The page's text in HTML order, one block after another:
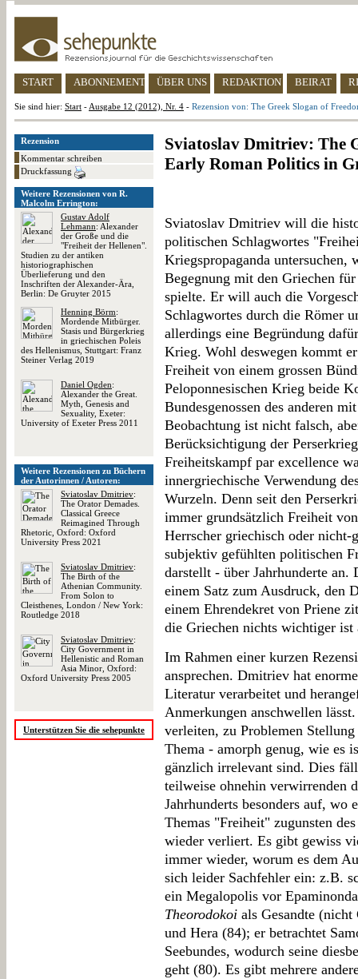
START ABONNEMENT ÜBER UNS REDAKTION BEIRAT
Sie sind hier: Start - Ausgabe 12 (2012), Nr. 4 - Rezension von: The Greek Slogan of
Rezension
Kommentar schreiben
Druckfassung
Weitere Rezensionen von R.
Malcolm Errington:
Gustav Adolf
Lehmann: Alexander
der Große und die
"Freiheit der Hellenen".
Studien zu der antiken
historiographischen
Überlieferung und den
Inschriften der Alexander-Ära,
Berlin: De Gruyter 2015
Henning Börm:
Mordende Mitbürger.
Stasis und Bürgerkrieg
in griechischen Poleis
des Hellenismus, Stuttgart: Franz
Steiner Verlag 2019
Daniel Ogden:
Alexander the Great.
Myth, Genesis and
Sexuality, Exeter:
University of Exeter Press 2011
Weitere Rezensionen zu Büchern
der Autorinnen / Autoren:
Sviatoslav Dmitriev:
The Orator Demades.
Classical Greece
Reimagined Through
Rhetoric, Oxford: Oxford
University Press 2021
Sviatoslav Dmitriev:
The Birth of the
Athenian Community.
From Solon to
Cleisthenes, London / New York:
Routledge 2018
Sviatoslav Dmitriev:
City Government in
Hellenistic and Roman
Asia Minor, Oxford:
Oxford University Press 2005
Unterstützen Sie die sehepunkte
Sviatoslav Dmitriev: The
Early Roman Politics in
Sviatoslav Dmitriev will die
politischen Schlagwortes
Kriegspropaganda untersuchen,
Begegnung mit den Griechen
spielte. Er will auch die
Schlagwortes durch die Römer
allerdings eine Begründung
Krieg. Wohl deswegen kommt
Freiheit von einem grossen
Peloponnesischen Krieg beide
Bundesgenossen des anderen
Beobachtung ist nicht falsch,
Berücksichtigung der
Freiheitskampf par excellence
innergriechische Verwendung
Wurzeln. Denn seit den
immer grundsätzlich Freiheit
Herrscher griechisch oder
subjektiv gefühlten politischen
darstellt - über Jahrhunderte
einem Satz zum Ausdruck, den
einem Ehrendekret von Priene
die Griechen nichts wichtiger
Im Rahmen einer kurzen
ansprechen. Dmitriev hat
Literatur verarbeitet und
Anmerkungen anschwellen
verleiten, zu Problemen
Thema - amorph genug, wie es
gänzlich irrelevant sind. Dies
teilweise ohnehin verwirrenden
Jahrhunderts besonders auf, wo
Themas "Freiheit" zugunsten
wieder verliert. Es gibt gewiss
immer wieder, worum es dem
sich leider Sachfehler ein: z.B.
ein Megalopolis vor
Theorodokoi als Gesandte
und Hera (84); er betrachtet
Seebundes, wodurch seine
geht (80). Es gibt mehrere